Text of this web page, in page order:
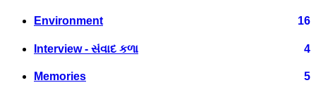
Environment 16
Interview - સંવાદ કળા 4
Memories 5